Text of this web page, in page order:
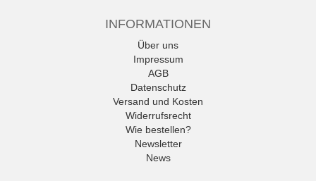
INFORMATIONEN
Über uns
Impressum
AGB
Datenschutz
Versand und Kosten
Widerrufsrecht
Wie bestellen?
Newsletter
News